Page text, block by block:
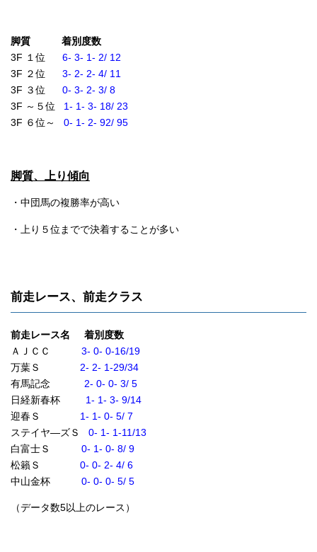
脚質 着別度数
3F １位 6- 3- 1- 2/ 12
3F ２位 3- 2- 2- 4/ 11
3F ３位 0- 3- 2- 3/ 8
3F ～５位 1- 1- 3- 18/ 23
3F ６位～ 0- 1- 2- 92/ 95
脚質、上り傾向
・中団馬の複勝率が高い
・上り５位までで決着することが多い
前走レース、前走クラス
前走レース名 着別度数
ＡＪＣＣ 3- 0- 0-16/19
万葉Ｓ 2- 2- 1-29/34
有馬記念 2- 0- 0- 3/ 5
日経新春杯 1- 1- 3- 9/14
迎春Ｓ 1- 1- 0- 5/ 7
ステイヤ―ズＳ 0- 1- 1-11/13
白富士Ｓ 0- 1- 0- 8/ 9
松籟Ｓ 0- 0- 2- 4/ 6
中山金杯 0- 0- 0- 5/ 5
（データ数5以上のレース）